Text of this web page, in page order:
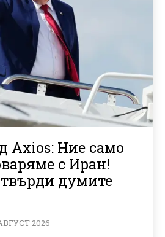
Axios: Ние само
с Иран!
думите
2026